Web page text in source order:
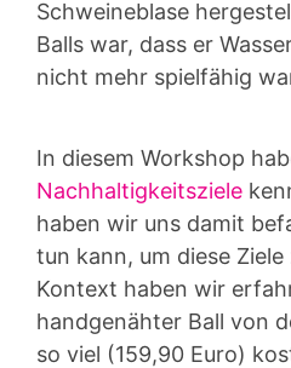
Schweineblase
Balls war, dass er
nicht mehr spielfähig
In diesem Workshop
Nachhaltigkeitsziele
haben wir uns damit
tun kann, um diese
Kontext haben wir
handgenähter Ball von
so viel (159,90 Euro)